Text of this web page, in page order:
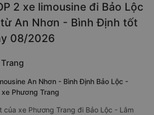
2 xe limousine đi Bảo Lộc
An Nhơn - Bình Định tốt
08/2026
An Nhơn - Bình Định Bảo Lộc -
Phương Trang
của xe Phương Trang đi Bảo Lộc - Lâm